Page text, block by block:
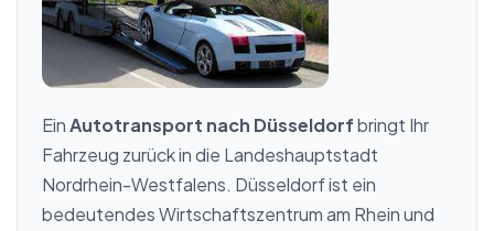
EinAutotransport nach Düsseldorfbringt Ihr
Fahrzeug zurück in die Landeshauptstadt
Nordrhein-Westfalens. Düsseldorf ist ein
bedeutendes Wirtschaftszentrum am Rhein und